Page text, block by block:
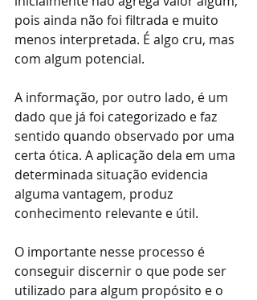
pois ainda não foi filtrada e muito
menos interpretada. É algo cru, mas
com algum potencial.
A informação, por outro lado, é um
dado que já foi categorizado e faz
sentido quando observado por uma
certa ótica. A aplicação dela em uma
determinada situação evidencia
alguma vantagem, produz
conhecimento relevante e útil.
O importante nesse processo é
conseguir discernir o que pode ser
utilizado para algum propósito e o